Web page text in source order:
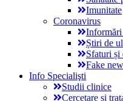
Imunitate
Coronavirus
Știri de
Sfaturi și
Fake
Info Specialişti
Studii clinice
Cercetare și